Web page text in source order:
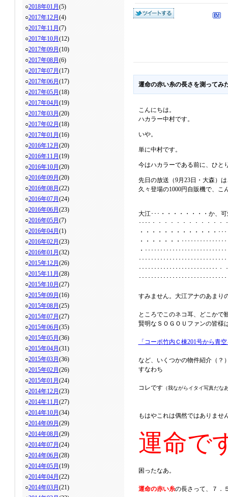
○2018年01月 (5)
○2017年12月 (4)
○2017年11月 (7)
○2017年10月 (12)
○2017年09月 (10)
○2017年08月 (6)
○2017年07月 (17)
○2017年06月 (17)
○2017年05月 (18)
○2017年04月 (19)
○2017年03月 (20)
○2017年02月 (18)
○2017年01月 (16)
○2016年12月 (20)
○2016年11月 (19)
○2016年10月 (20)
○2016年09月 (20)
○2016年08月 (22)
○2016年07月 (24)
○2016年06月 (23)
○2016年05月 (7)
○2016年04月 (1)
○2016年02月 (23)
○2016年01月 (32)
○2015年12月 (26)
○2015年11月 (28)
○2015年10月 (27)
○2015年09月 (16)
○2015年08月 (25)
○2015年07月 (27)
○2015年06月 (35)
○2015年05月 (36)
○2015年04月 (31)
○2015年03月 (36)
○2015年02月 (26)
○2015年01月 (24)
○2014年12月 (23)
○2014年11月 (27)
○2014年10月 (34)
○2014年09月 (29)
○2014年08月 (29)
○2014年07月 (24)
○2014年06月 (28)
○2014年05月 (19)
○2014年04月 (22)
○2014年03月 (21)
運命の赤い糸の長さを測ってみ
こんにちは。
ハカラー中村です。
いや。
単に中村です。
今はハカラーである前に、ひと
先日の放送（9月23日・大森）
久々登場の1000円自販機で、こ
大江･･･・・・・・・・・か、可
････・・・・・・・・・・・・
・・・・・・・・・・・・・･･
・・・・・・・･････････････
・････････････････････････
･･････････････････････････
･･････････････････････････
･･････････････････････････
すみません。大江アナのあまり
ところでこのネコ耳、どこかで
賢明なＳＯＧＯＵファンの皆様
「コーポ竹内Ｃ棟201号から青
など、いくつかの物件紹介（？
すなわち
コレです（我ながらイタイ写真だな
もはやこれは偶然ではありませ
運命で
困ったなあ。
運命の赤い糸の長さって、７．